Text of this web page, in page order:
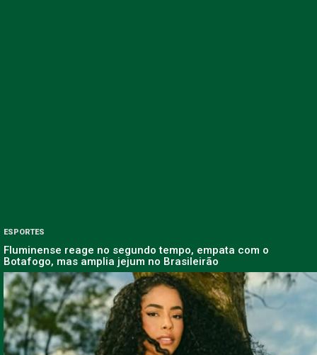
ESPORTES
Fluminense reage no segundo tempo, empata com o
Botafogo, mas amplia jejum no Brasileirão